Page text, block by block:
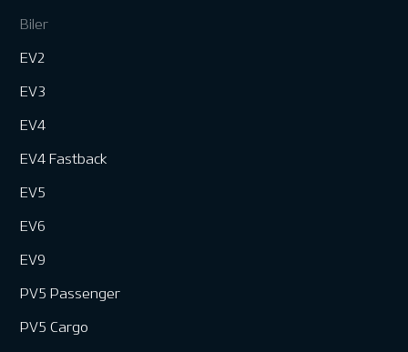
Biler
EV2
EV3
EV4
EV4 Fastback
EV5
EV6
EV9
PV5 Passenger
PV5 Cargo